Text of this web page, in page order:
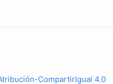
CompartirIgual 4.0